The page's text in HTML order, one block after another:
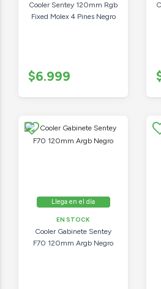
Cooler Sentey 120mm Rgb
Fixed Molex 4 Pines Negro
$6.999
Llega en el día
EN STOCK
Cooler Gabinete Sentey
F70 120mm Argb Negro